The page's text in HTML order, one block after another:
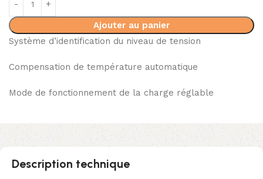
Ajouter au panier
Système d’identification du niveau de tension
Compensation de température automatique
Mode de fonctionnement de la charge réglable
Description technique